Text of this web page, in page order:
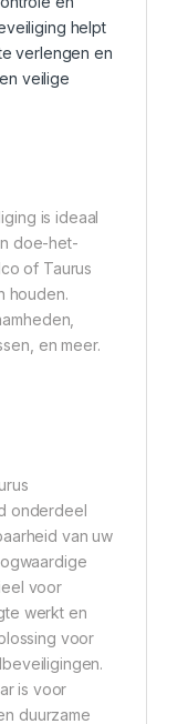
helpt
verlengen en
veilige
is ideaal
doe-het-
of Taurus
houden.
en meer.
onderdeel
van uw
voor
werkt en
voor
is voor
duurzame